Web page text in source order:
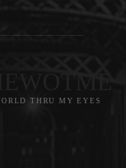
THRU MY EYES